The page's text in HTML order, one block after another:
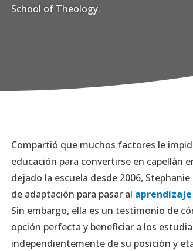
School of Theology.
Compartió que muchos factores le
educación para convertirse en capellán
dejado la escuela desde 2006,
de adaptación para pasar al
Sin embargo, ella es un testimonio de
opción perfecta y beneficiar a los
independientemente de su posición y